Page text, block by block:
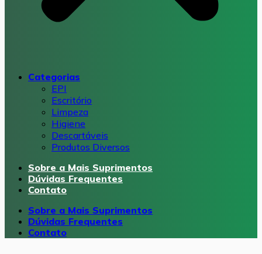
Categorias
EPI
Escritório
Limpeza
Higiene
Descartáveis
Produtos Diversos
Sobre a Mais Suprimentos
Dúvidas Frequentes
Contato
Sobre a Mais Suprimentos
Dúvidas Frequentes
Contato